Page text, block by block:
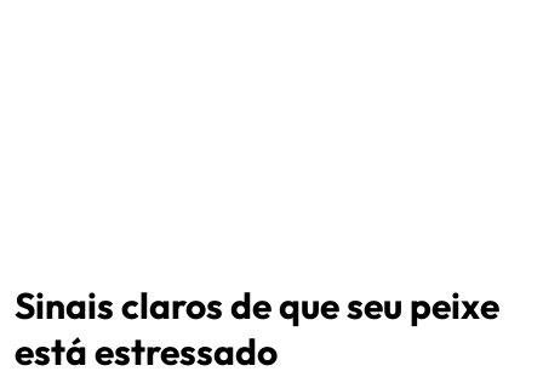
Sinais claros de que seu peixe
está estressado